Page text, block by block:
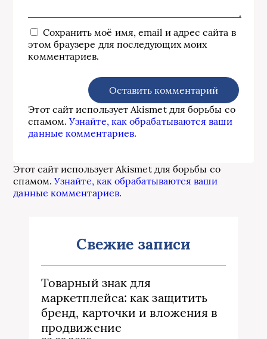
Сохранить моё имя, email и адрес сайта в
этом браузере для последующих моих
комментариев.
Этот сайт использует Akismet для борьбы со
спамом.Узнайте, как обрабатываются ваши
данные комментариев.
Этот сайт использует Akismet для борьбы со
спамом.Узнайте, как обрабатываются ваши
данные комментариев.
Свежие записи
Товарный знак для
маркетплейса: как защитить
бренд, карточки и вложения в
продвижение